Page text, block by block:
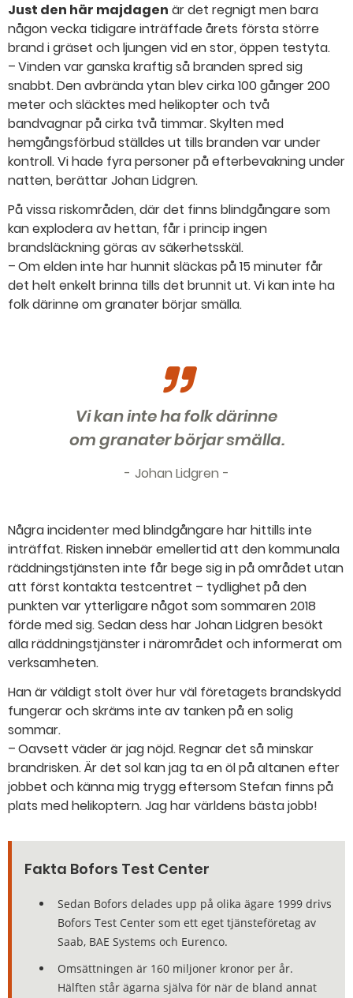
Just den här majdagen är det regnigt men bara
någon vecka tidigare inträffade årets första större
brand i gräset och ljungen vid en stor, öppen testyta.
– Vinden var ganska kraftig så branden spred sig
snabbt. Den avbrända ytan blev cirka 100 gånger 200
meter och släcktes med helikopter och två
bandvagnar på cirka två timmar. Skylten med
hemgångsförbud ställdes ut tills branden var under
kontroll. Vi hade fyra personer på efterbevakning under
natten, berättar Johan Lidgren.
På vissa riskområden, där det finns blindgångare som
kan explodera av hettan, får i princip ingen
brandsläckning göras av säkerhetsskäl.
– Om elden inte har hunnit släckas på 15 minuter får
det helt enkelt brinna tills det brunnit ut. Vi kan inte ha
folk därinne om granater börjar smälla.
Vi kan inte ha folk därinne
om granater börjar smälla.
Johan Lidgren
Några incidenter med blindgångare har hittills inte
inträffat. Risken innebär emellertid att den kommunala
räddningstjänsten inte får bege sig in på området utan
att först kontakta testcentret – tydlighet på den
punkten var ytterligare något som sommaren 2018
förde med sig. Sedan dess har Johan Lidgren besökt
alla räddningstjänster i närområdet och informerat om
verksamheten.
Han är väldigt stolt över hur väl företagets brandskydd
fungerar och skräms inte av tanken på en solig
sommar.
– Oavsett väder är jag nöjd. Regnar det så minskar
brandrisken. Är det sol kan jag ta en öl på altanen efter
jobbet och känna mig trygg eftersom Stefan finns på
plats med helikoptern. Jag har världens bästa jobb!
Fakta Bofors Test Center
Sedan Bofors delades upp på olika ägare 1999 drivs
Bofors Test Center som ett eget tjänsteföretag av
Saab, BAE Systems och Eurenco.
Omsättningen är 160 miljoner kronor per år.
Hälften står ägarna själva för när de bland annat